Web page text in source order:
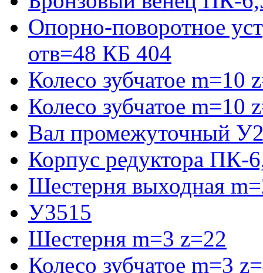
Опорно-поворотное
отв=48 КБ 404
Колесо зубчатое
Колесо зубчатое
Вал промежуточный
Корпус редуктора ПК-
Шестерня выходная
У3515
Шестерня m=3 z=22
Колесо зубчатое m=3